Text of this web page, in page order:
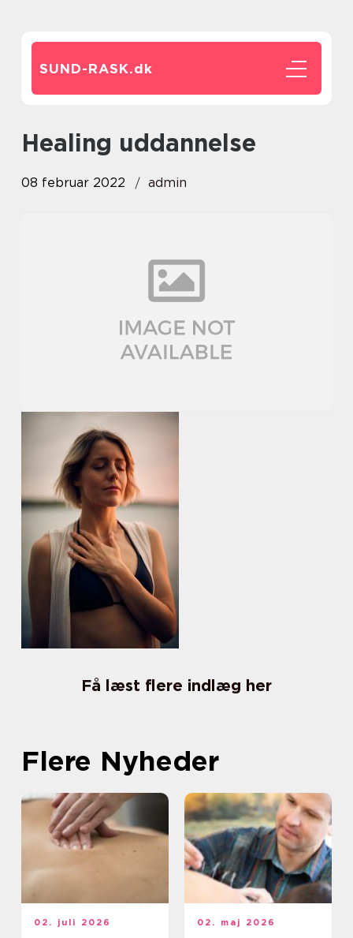
SUND-RASK.dk
healing uddannelse
08 februar 2022 admin
Få læst flere indlæg her
Flere Nyheder
02. juli 2026 02. maj 2026